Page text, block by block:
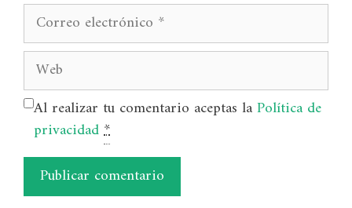
Correo
electrónico
Web
Al realizar tu comentario aceptas laPolítica de
privacidad*